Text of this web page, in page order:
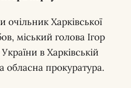
Харківської
міський голова Ігор
в Харківській
обласна прокуратура.